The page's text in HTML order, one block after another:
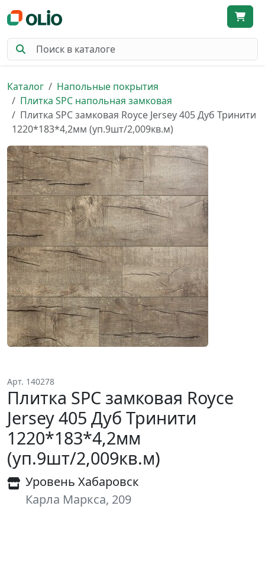
Каталог
Напольные покрытия
Плитка SPC напольная замковая
Плитка SPC замковая Royce Jersey 405 Дуб Тринити
1220*183*4,2мм (уп.9шт/2,009кв.м)
Арт. 140278
Плитка SPC замковая Royce
Jersey 405 Дуб Тринити
1220*183*4,2мм
(уп.9шт/2,009кв.м)
Уровень Хабаровск
Карла Маркса, 209